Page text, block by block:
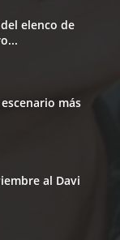
elenco de
más
al Davi